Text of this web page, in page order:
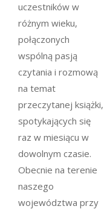
uczestników w
różnym wieku,
połączonych
wspólną pasją
czytania i rozmową
na temat
przeczytanej książki,
spotykających się
raz w miesiącu w
dowolnym czasie.
Obecnie na terenie
naszego
województwa przy